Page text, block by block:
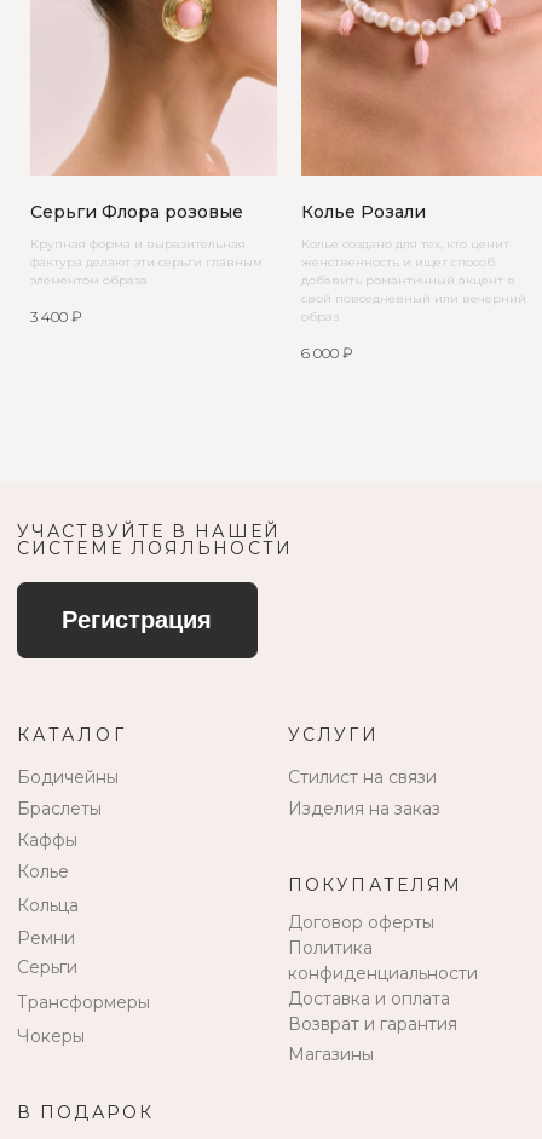
Серьги Флора розовые
Крупная форма и выразительная
фактура делают эти серьги главным
элементом образа
3 400 ₽
Колье Розали
Колье создано для тех, кто ценит
женственность и ищет способ
добавить романтичный акцент в
свой повседневный или вечерний
образ
6 000 ₽